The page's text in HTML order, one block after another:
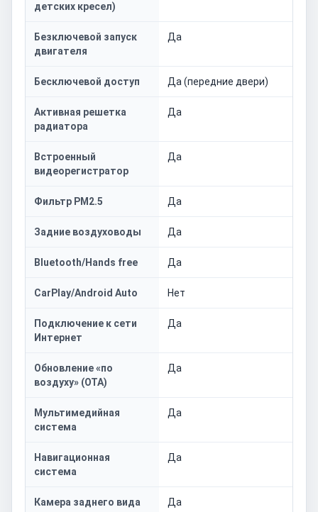
детских кресел)
Безключевой запуск
двигателя
Да
Бесключевой доступ Да (передние двери)
Активная решетка
радиатора
Да
Встроенный
видеорегистратор
Да
Фильтр PM2.5 Да
Задние воздуховоды Да
Bluetooth/Hands free Да
CarPlay/Android Auto Нет
Подключение к сети
Интернет
Да
Обновление «по
воздуху» (OTA)
Да
Мультимедийная
система
Да
Навигационная
система
Да
Камера заднего вида Да